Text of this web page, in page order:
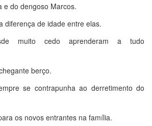
e do dengoso Marcos.
diferença de idade entre elas.
muito cedo aprenderam a tudo
berço.
se contrapunha ao derretimento do
os novos entrantes na família.